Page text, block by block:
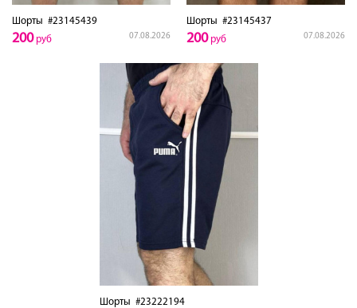
Шорты #23145439
07.08.2026
200руб
Шорты #23145437
07.08.2026
200руб
Шорты #23222194